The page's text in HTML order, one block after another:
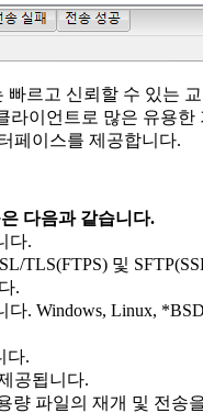
빠르고 신뢰할 수 있는
라이언트로 많은 유용
페이스를 제공합니다.
다음과 같습니다.
다.
TLS(FTPS) 및
.
다. Windows, Linux,
다.
공됩니다.
량 파일의 재개 및 전송